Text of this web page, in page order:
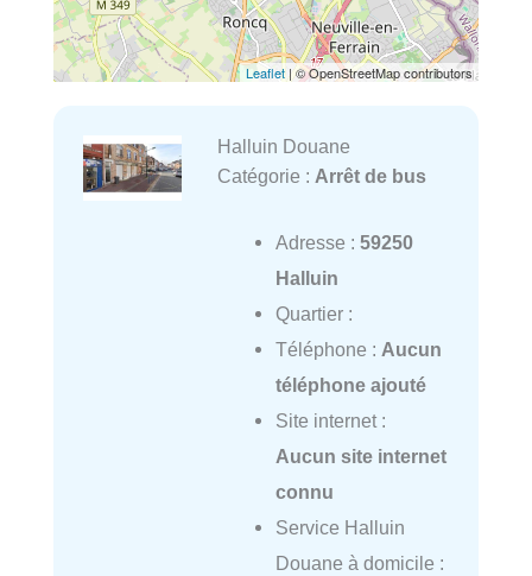
Leaflet| © OpenStreetMap contributors
Halluin Douane
Catégorie : Arrêt de bus
Adresse : 59250
Halluin
Quartier :
Téléphone : Aucun
téléphone ajouté
Site internet :
Aucun site internet
connu
Service Halluin
Douane à domicile :